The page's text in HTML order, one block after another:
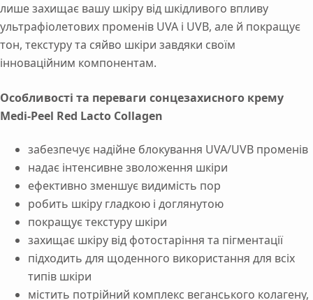
лише захищає вашу шкіру від шкідливого впливу
ультрафіолетових променів UVA і UVB, але й покращує
тон, текстуру та сяйво шкіри завдяки своїм
інноваційним компонентам.
Особливості та переваги сонцезахисного крему
Medi-Peel Red Lacto Collagen
забезпечує надійне блокування UVA/UVB променів
надає інтенсивне зволоження шкіри
ефективно зменшує видимість пор
робить шкіру гладкою і доглянутою
покращує текстуру шкіри
захищає шкіру від фотостаріння та пігментації
підходить для щоденного використання для всіх
типів шкіри
містить потрійний комплекс веганського колагену,